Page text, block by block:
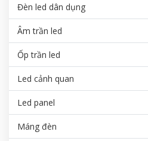
Đèn led dân dụng
Âm trần led
Ốp trần led
Led cảnh quan
Led panel
Máng đèn